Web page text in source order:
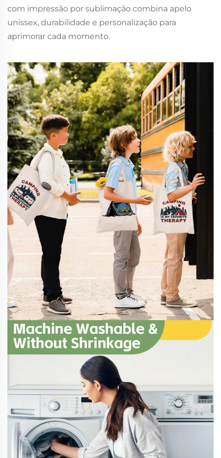
com impressão por sublimação combina apelo
unissex, durabilidade e personalização para
aprimorar cada momento.